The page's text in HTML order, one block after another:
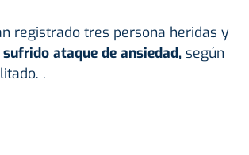
registrado tres persona heridas y
sufrido ataque de ansiedad, según
.